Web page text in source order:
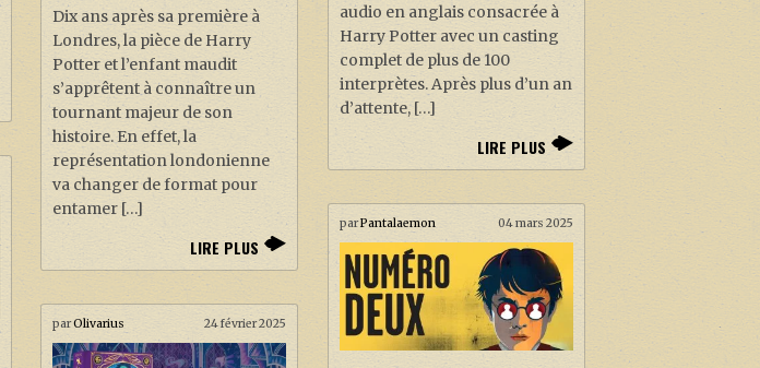
Dix ans après sa première à
Londres, la pièce de Harry
Potter et l’enfant maudit
s’apprêtent à connaître un
tournant majeur de son
histoire. En effet, la
représentation londonienne
va changer de format pour
entamer […]
LIRE PLUS
audio en anglais consacrée à
Harry Potter avec un casting
complet de plus de 100
interprètes. Après plus d’un an
d’attente, […]
LIRE PLUS
parPantalaemon 04 mars 2025
parOlivarius 24 février 2025